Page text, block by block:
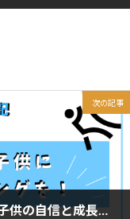
次の記事
このままでいいの！？子供の自信と成長を阻む、自信のなさの原因と解決策